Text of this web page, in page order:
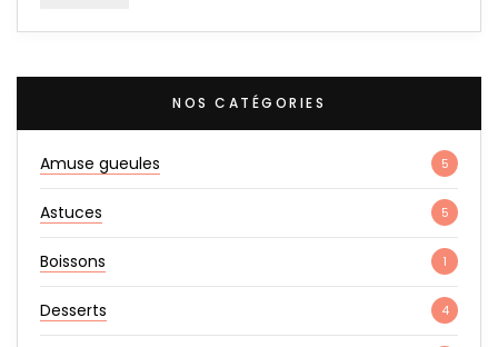
NOS CATÉGORIES
Amuse gueules 5
Astuces 5
Boissons 1
Desserts 4